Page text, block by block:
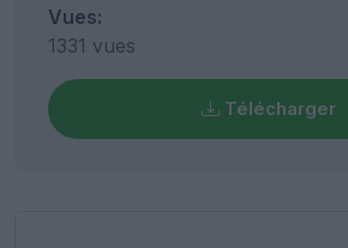
Vues:
1331 vues
Télécharger